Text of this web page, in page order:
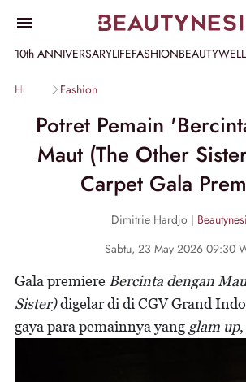
10th ANNIVERSARYLIFEFASHIONBEAUTY
Home Fashion
Potret Pemain
Maut (The Other
Carpet Gala
Dimitrie Hardjo |
Sabtu, 23 May 2026 09:30
Gala premiere Bercinta dengan
Sister)digelar di di CGV Grand
gaya para pemainnya yang glam up